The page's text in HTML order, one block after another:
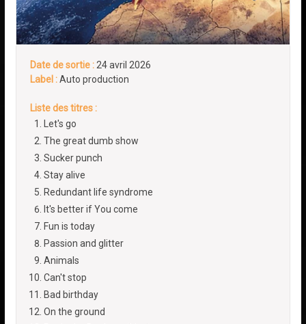
Date de sortie :24 avril 2026
Label :Auto production
Liste des titres :
Let's go
The great dumb show
Sucker punch
Stay alive
Redundant life syndrome
It's better if You come
Fun is today
Passion and glitter
Animals
Can't stop
Bad birthday
On the ground